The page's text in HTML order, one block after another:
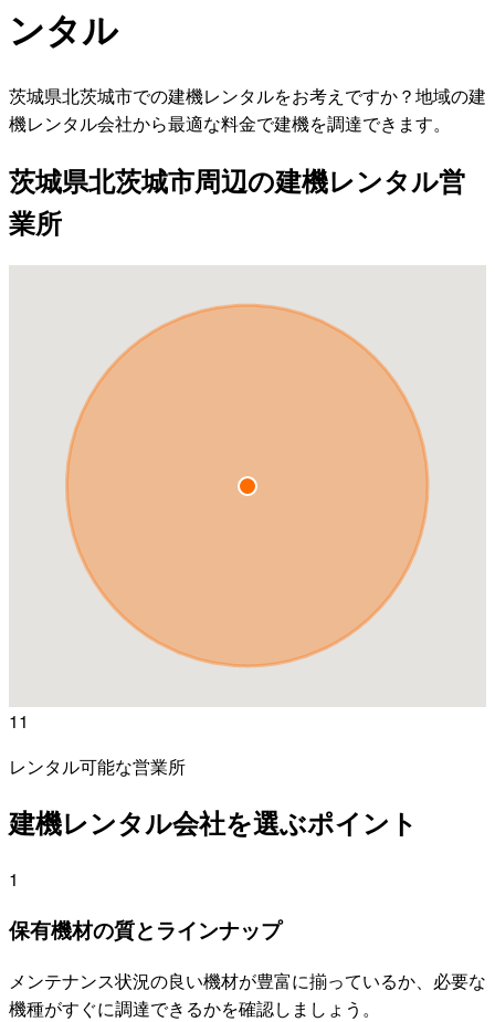
ンタル
茨城県北茨城市での建機レンタルをお考えですか？地域の建
機レンタル会社から最適な料金で建機を調達できます。
茨城県北茨城市周辺の建機レンタル営
業所
11
レンタル可能な営業所
建機レンタル会社を選ぶポイント
1
保有機材の質とラインナップ
メンテナンス状況の良い機材が豊富に揃っているか、必要な
機種がすぐに調達できるかを確認しましょう。